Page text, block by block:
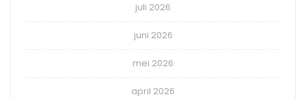
juli 2026
juni 2026
mei 2026
april 2026